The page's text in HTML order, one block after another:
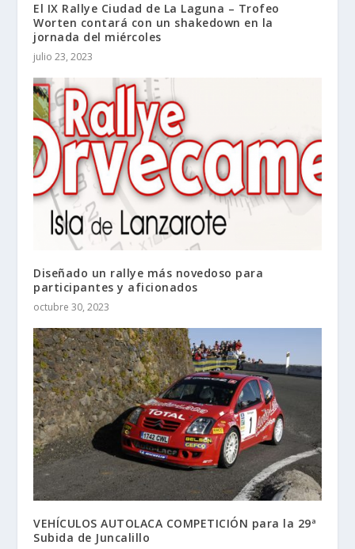
El IX Rallye Ciudad de La Laguna – Trofeo
Worten contará con un shakedown en la
jornada del miércoles
julio 23, 2023
Diseñado un rallye más novedoso para
participantes y aficionados
octubre 30, 2023
VEHÍCULOS AUTOLACA COMPETICIÓN para la 29ª
Subida de Juncalillo